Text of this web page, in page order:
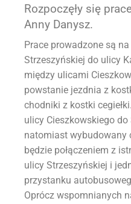
Rozpoczęły się
Anny Danysz.
Prace prowadzone są
Strzeszyńskiej do ulicy
między ulicami
powstanie jezdnia z
chodniki z kostki
ulicy Cieszkowskiego
natomiast wybudowany
będzie połączeniem z
ulicy Strzeszyńskiej i
przystanku
Oprócz wspomnianych